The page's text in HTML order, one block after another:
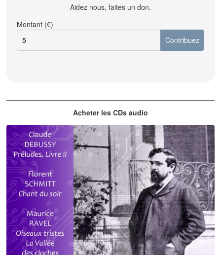
Aidez nous, faites un don.
Montant (€)
Acheter les CDs audio